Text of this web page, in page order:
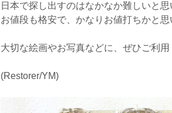
日本で探し出すのはなかなか難しいと思
お値段も格安で、かなりお値打ちかと思
大切な絵画やお写真などに、ぜひご利用
(Restorer/YM)